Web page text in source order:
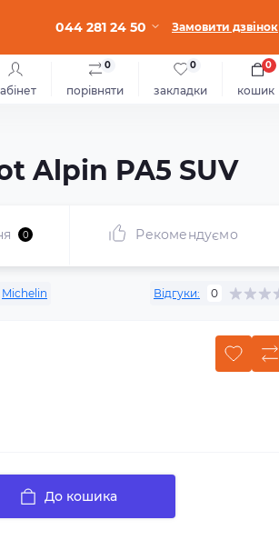
044 281 24 50 Замовити дзвінок
порівняти
0
закладки
0
кошик
0
Alpin PA5 SUV
0 Рекомендуємо
Michelin Відгуки: 0
До кошика